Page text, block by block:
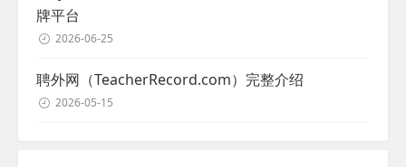
牌平台
2026-06-25
聘外网（TeacherRecord.com）完整介绍
2026-05-15